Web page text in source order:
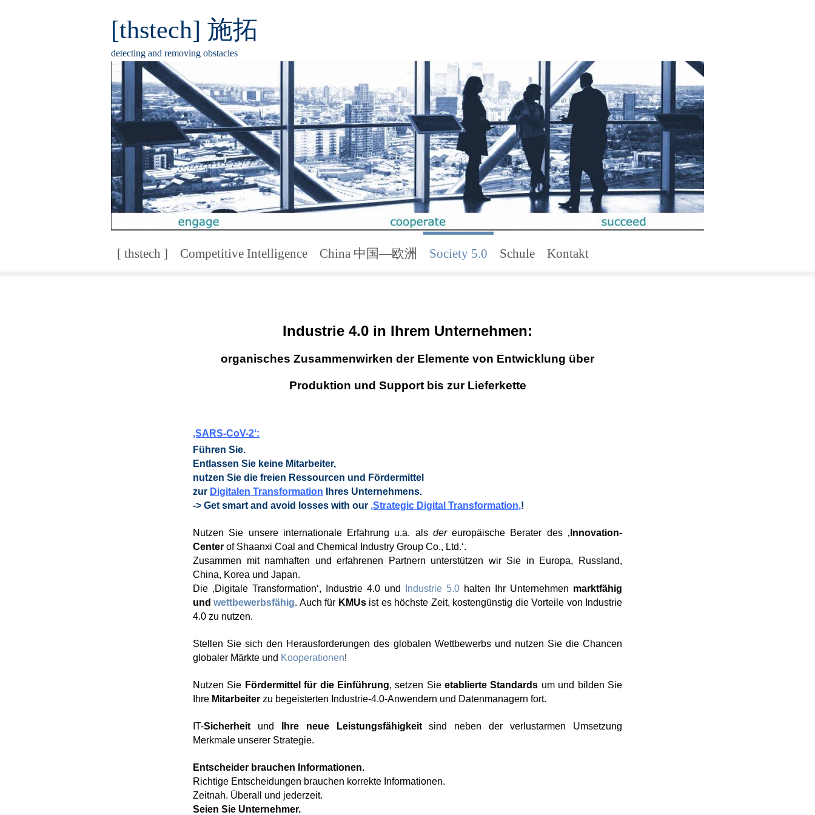
[thstech] 施拓
detecting and removing obstacles
[ thstech ] Competitive Intelligence China 中国—欧洲 Society 5.0 Schule Kontakt
Industrie 4.0 in Ihrem Unternehmen:
organisches Zusammenwirken der Elemente von Entwicklung über
Produktion und Support bis zur Lieferkette
‚SARS-CoV-2‘:
Führen Sie.
Entlassen Sie keine Mitarbeiter,
nutzen Sie die freien Ressourcen und Fördermittel
zur Digitalen Transformation Ihres Unternehmens.
-> Get smart and avoid losses with our ‚Strategic Digital Transformation‚!
Nutzen Sie unsere internationale Erfahrung u.a. als dereuropäische Berater des ‚ Innovation-
Center of Shaanxi Coal and Chemical Industry Group Co., Ltd.‘.
Zusammen mit namhaften und erfahrenen Partnern unterstützen wir Sie in Europa, Russland,
China, Korea und Japan.
Die ‚Digitale Transformation‘, Industrie 4.0 und
Industrie 5.0 halten Ihr Unternehmen marktfähig
undwettbewerbsfähig. Auch für KMUsist es höchste Zeit, kostengünstig die Vorteile von Industrie
4.0 zu nutzen.
Stellen Sie sich den Herausforderungen des globalen Wettbewerbs und nutzen Sie die Chancen
globaler Märkte und Kooperationen!
Nutzen Sie Fördermittel für die Einführung, setzen Sieetablierte Standards um und bilden Sie
Ihre Mitarbeiter zu begeisterten Industrie-4.0-Anwendern und Datenmanagern fort.
IT-Sicherheit und Ihre neue Leistungsfähigkeitsind neben der verlustarmen Umsetzung
Merkmale unserer Strategie.
Entscheider brauchen Informationen.
Richtige Entscheidungen brauchen korrekte Informationen.
Zeitnah. Überall und jederzeit.
Seien Sie Unternehmer.